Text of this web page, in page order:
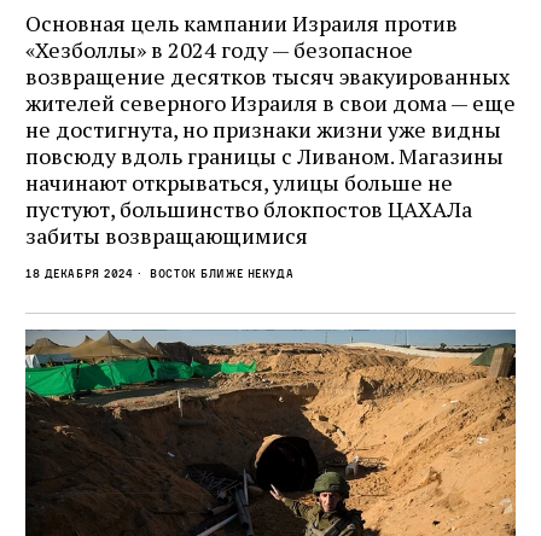
Основная цель кампании Израиля против
«Хезболлы» в 2024 году — безопасное
возвращение десятков тысяч эвакуированных
жителей северного Израиля в свои дома — еще
не достигнута, но признаки жизни уже видны
повсюду вдоль границы с Ливаном. Магазины
начинают открываться, улицы больше не
пустуют, большинство блокпостов ЦАХАЛа
забиты возвращающимися
18 декабря 2024 Восток ближе некуда